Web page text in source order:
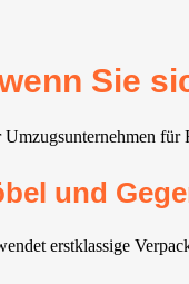
Sie
Umzugsunternehmen
und
erstklassige